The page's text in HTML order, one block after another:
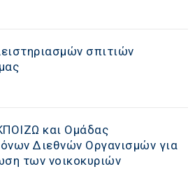
σπιτιών
και Ομάδας
Διεθνών Οργανισμών για
των νοικοκυριών